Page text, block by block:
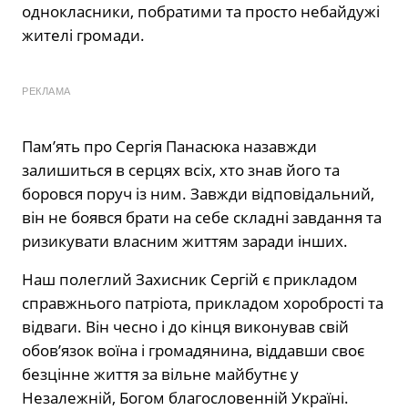
однокласники, побратими та просто небайдужі
жителі громади.
РЕКЛАМА
Пам’ять про Сергія Панасюка назавжди
залишиться в серцях всіх, хто знав його та
боровся поруч із ним. Завжди відповідальний,
він не боявся брати на себе складні завдання та
ризикувати власним життям заради інших.
Наш полеглий Захисник Сергій є прикладом
справжнього патріота, прикладом хоробрості та
відваги. Він чесно і до кінця виконував свій
обов’язок воїна і громадянина, віддавши своє
безцінне життя за вільне майбутнє у
Незалежній, Богом благословенній Україні.